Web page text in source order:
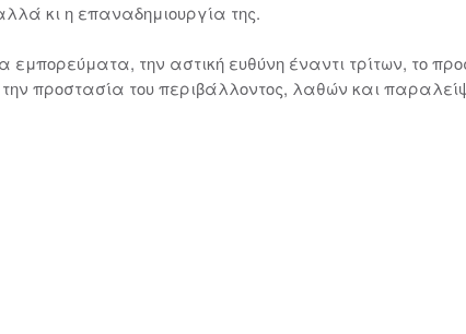
κι η επαναδημιουργία της.
εμπορεύματα, την αστική ευθύνη έναντι τρίτων, το
προστασία του περιβάλλοντος, λαθών και